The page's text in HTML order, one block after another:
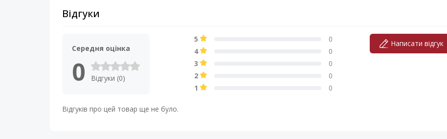
Відгуки
Середня оцінка
0 Відгуки (0)
5
0
4
0
3
0
2
0
1
0
Написати відгук
Відгуків про цей товар ще не було.